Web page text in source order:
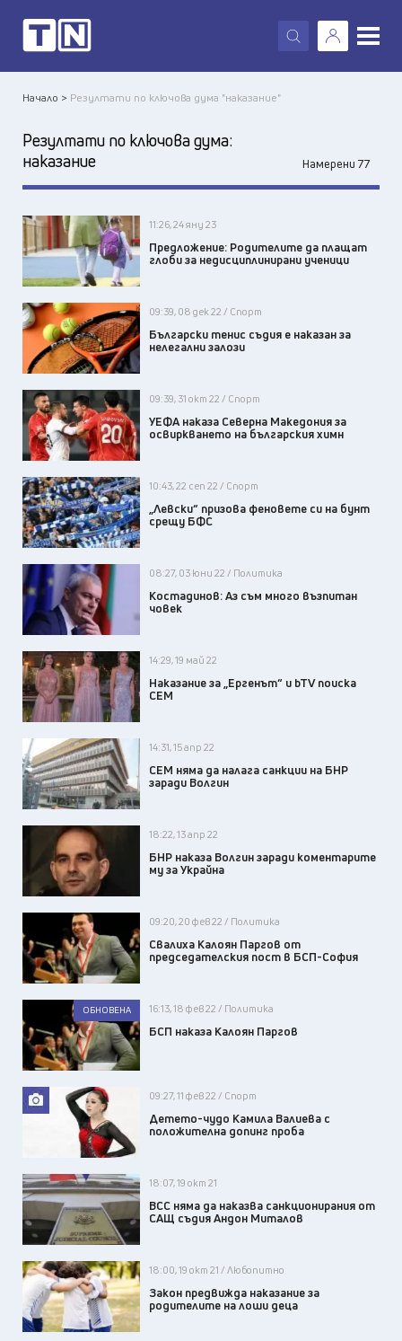
X
Начало > Резултати по ключова дума "наказание"
Резултати по ключова дума:
наказание
Намерени 77
11:26, 24 яну 23
Предложение: Родителите да плащат
глоби за недисциплинирани ученици
09:39, 08 дек 22 / Спорт
Български тенис съдия е наказан за
нелегални залози
09:39, 31 окт 22 / Спорт
УЕФА наказа Северна Македония за
освиркването на българския химн
10:43, 22 сеп 22 / Спорт
„Левски“ призова феновете си на бунт
срещу БФС
08:27, 03 юни 22 / Политика
Костадинов: Аз съм много възпитан
човек
14:29, 19 май 22
Наказание за „Ергенът“ и bTV поиска
СЕМ
14:31, 15 апр 22
СЕМ няма да налага санкции на БНР
заради Волгин
18:22, 13 апр 22
БНР наказа Волгин заради коментарите
му за Украйна
09:20, 20 фев 22 / Политика
Свалиха Калоян Паргов от
председателския пост в БСП-София
ОБНОВЕНА 16:13, 18 фев 22 / Политика
БСП наказа Калоян Паргов
09:27, 11 фев 22 / Спорт
Детето-чудо Камила Валиева с
положителна допинг проба
18:07, 19 окт 21
ВСС няма да наказва санкционирания от
САЩ съдия Андон Миталов
18:00, 19 окт 21 / Любопитно
Закон предвижда наказание за
родителите на лоши деца